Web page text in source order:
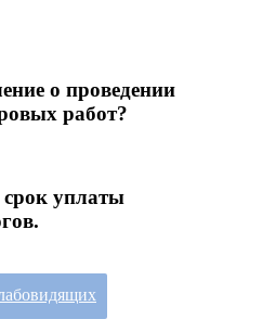
о проведении
работ?
уплаты